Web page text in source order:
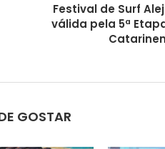
Festival de Surf
válida pela 5ª
GOSTAR